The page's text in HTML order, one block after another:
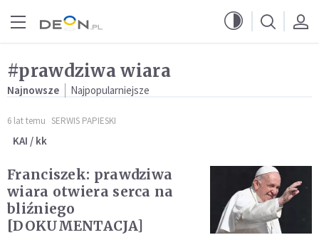
#prawdziwa wiara
Najnowsze Najpopularniejsze
6 lat temu SERWIS PAPIESKI
KAI / kk
Franciszek: prawdziwa
wiara otwiera serca na
bliźniego
[DOKUMENTACJA]